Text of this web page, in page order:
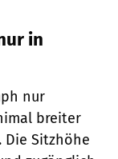
in
nur
breiter
Die Sitzhöhe